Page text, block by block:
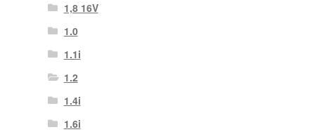
1,8 16V
1.0
1.1i
1.2
1.4i
1.6i